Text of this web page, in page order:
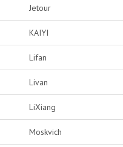
Jetour
KAIYI
Lifan
Livan
LiXiang
Moskvich